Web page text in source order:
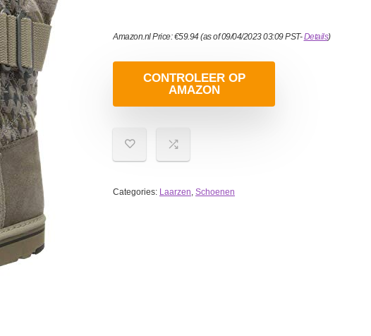
Amazon.nl Price:€59.94(as of 09/04/2023 03:09 PST-Details)
CONTROLEER OP
AMAZON
Categories: Laarzen, Schoenen